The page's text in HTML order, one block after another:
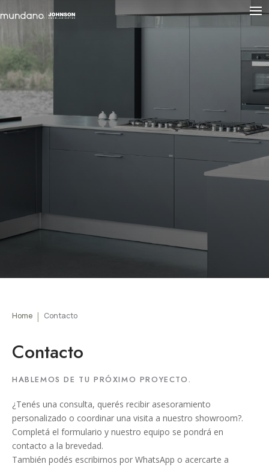
Home Contacto
Contacto
HABLEMOS DE TU PRÓXIMO PROYECTO.
¿Tenés una consulta, querés recibir asesoramiento
personalizado o coordinar una visita a nuestro showroom?.
Completá el formulario y nuestro equipo se pondrá en
contacto a la brevedad.
También podés escribirnos por WhatsApp o acercarte a